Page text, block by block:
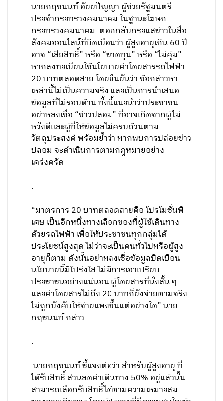
นายกฤชนนท์ อัยยปัญญา ผู้ช่วยรัฐมนตรี
ประจำกระทรวงคมนาคม ในฐานะโฆษก
กระทรวงคมนาคม ตอกกลับกระแสข่าวในสื่อ
สังคมออนไลน์ที่บิดเบือนว่า ผู้สูงอายุเกิน 60 ปี
อาจ “เสียสิทธิ์” หรือ “ขาดทุน” หรือ “ไม่คุ้ม”
หากลงทะเบียนใช้นโยบายค่าโดยสารรถไฟฟ้า
20 บาทตลอดสาย โดยยืนยันว่า ข้อกล่าวหา
เหล่านี้ไม่เป็นความจริง และเป็นการนำเสนอ
ข้อมูลที่ไม่รอบด้าน ทั้งนี้แนะนำว่าประชาชน
อย่าหลงเชื่อ “ข่าวปลอม” ที่อาจเกิดจากผู้ไม่
หวังดีและผู้ที่ให้ข้อมูลไม่ครบถ้วนตาม
วัตถุประสงค์ พร้อมย้ำว่า หากพบการปล่อยข่าว
ปลอม จะดำเนินการตามกฎหมายอย่าง
เคร่งครัด
.
“มาตรการ 20 บาทตลอดสายคือ โปรโมชั่นพิ
เศษ เป็นอีกหนึ่งทางเลือกของที่ผู้ใช้เดินทาง
ด้วยรถไฟฟ้า เพื่อให้ประชาชนทุกกลุ่มได้
ประโยชน์สูงสุด ไม่ว่าจะเป็นคนทั่วไปหรือผู้สูง
อายุก็ตาม ดังนั้นอย่าหลงเชื่อข้อมูลบิดเบือน
นโยบายนี้มีโปร่งใส ไม่มีการเอาเปรียบ
ประชาชนอย่างแน่นอน ผู้โดยสารที่นั่งสั้น ๆ
และค่าโดยสารไม่ถึง 20 บาทก็ยังจ่ายตามจริง
ไม่ถูกบังคับให้จ่ายแพงขึ้นแต่อย่างใด” นาย
กฤชนนท์ กล่าว
.
นายกฤชนนท์ ชี้แจงต่อว่า สำหรับผู้สูงอายุ ที่
ได้รับสิทธิ์ ส่วนลดค่าเดินทาง 50% อยู่แล้วนั้น
สามารถเลือกรับสิทธิ์ได้ตามความเหมาะสม